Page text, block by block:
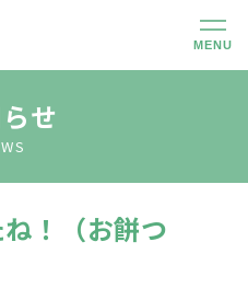
MENU
せ
！（お餅つ